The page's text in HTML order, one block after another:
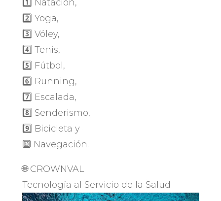
1️⃣ Natación,
2️⃣ Yoga,
3️⃣ Vóley,
4️⃣ Tenis,
5️⃣ Fútbol,
6️⃣ Running,
7️⃣ Escalada,
8️⃣ Senderismo,
9️⃣ Bicicleta y
🔟 Navegación.
🌐 CROWNVAL
Tecnología al Servicio de la Salud